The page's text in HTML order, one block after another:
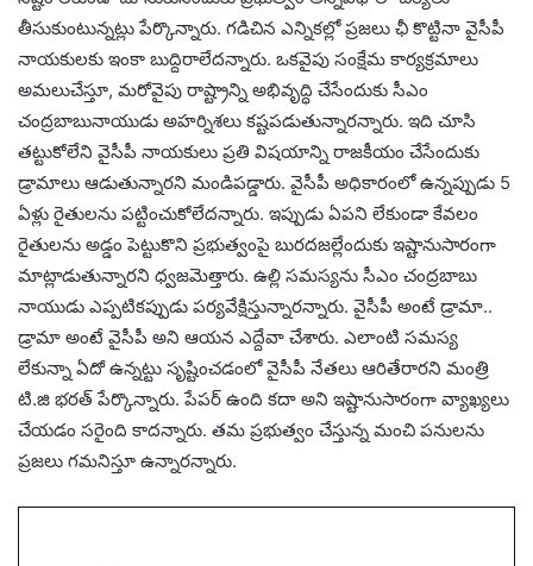
తీసుకుంటున్న‌ట్లు పేర్కొన్నారు. గ‌డిచిన ఎన్నిక‌ల్లో ప్ర‌జ‌లు ఛీ కొట్టినా వైసీపీ
నాయ‌కుల‌కు ఇంకా బుద్దిరాలేద‌న్నారు. ఒక‌వైపు సంక్షేమ కార్య‌క్ర‌మాలు
అమ‌లుచేస్తూ, మ‌రోవైపు రాష్ట్రాన్ని అభివృద్ధి చేసేందుకు సీఎం
చంద్రబాబునాయుడు అహ‌ర్నిశ‌లు క‌ష్ట‌ప‌డుతున్నార‌న్నారు. ఇది చూసి
త‌ట్టుకోలేని వైసీపీ నాయ‌కులు ప్ర‌తి విష‌యాన్ని రాజ‌కీయం చేసేందుకు
డ్రామాలు ఆడుతున్నార‌ని మండిప‌డ్డారు. వైసీపీ అధికారంలో ఉన్న‌ప్పుడు 5
ఏళ్లు రైతుల‌ను ప‌ట్టించుకోలేద‌న్నారు. ఇప్పుడు ఏప‌ని లేకుండా కేవ‌లం
రైతుల‌ను అడ్డం పెట్టుకొని ప్ర‌భుత్వంపై బుర‌ద‌జ‌ల్లేందుకు ఇష్టానుసారంగా
మాట్లాడుతున్నార‌ని ధ్వ‌జ‌మెత్తారు. ఉల్లి స‌మ‌స్య‌ను సీఎం చంద్ర‌బాబు
నాయుడు ఎప్ప‌టిక‌ప్పుడు ప‌ర్య‌వేక్షిస్తున్నార‌న్నారు. వైసీపీ అంటే డ్రామా..
డ్రామా అంటే వైసీపీ అని ఆయ‌న‌ ఎద్దేవా చేశారు. ఎలాంటి స‌మ‌స్య
లేకున్నా ఏదో ఉన్న‌ట్టు సృష్టించ‌డంలో వైసీపీ నేత‌లు ఆరితేరార‌ని మంత్రి
టి.జి భ‌ర‌త్ పేర్కొన్నారు. పేప‌ర్ ఉంది క‌దా అని ఇష్టానుసారంగా వ్యాఖ్య‌లు
చేయ‌డం స‌రైంది కాద‌న్నారు. త‌మ ప్ర‌భుత్వం చేస్తున్న మంచి ప‌నుల‌ను
ప్ర‌జ‌లు గ‌మ‌నిస్తూ ఉన్నార‌న్నారు.